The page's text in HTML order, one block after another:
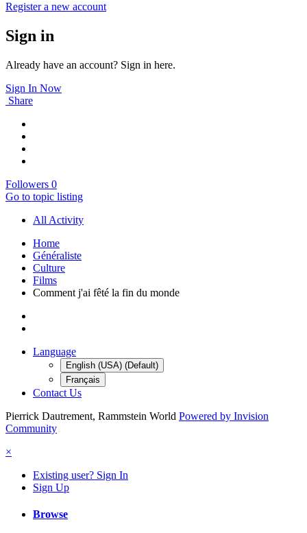
Register a new account
Sign in
Already have an account? Sign in here.
Sign In Now
Share
Followers 0
Go to topic listing
All Activity
Home
Généraliste
Culture
Films
Comment j'ai fêté la fin du monde
Language
English (USA) (Default)
Français
Contact Us
Pierrick Dautrement, Rammstein World Powered by Invision
Community
×
Existing user? Sign In
Sign Up
Browse